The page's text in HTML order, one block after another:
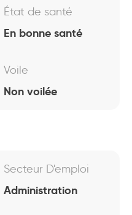
État de santé
En bonne santé
Voile
Non voilée
Secteur D'emploi
Administration